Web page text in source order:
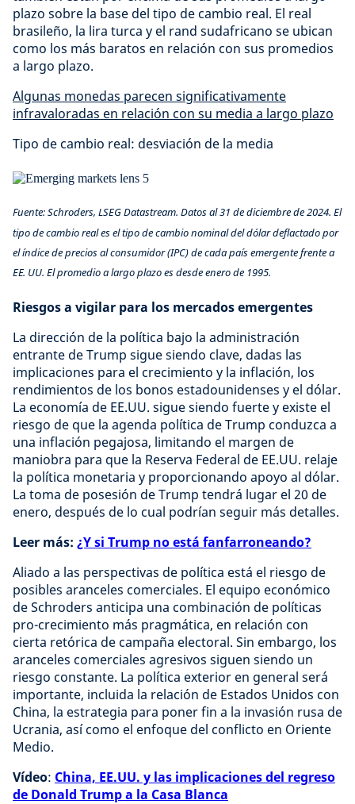
plazo sobre la base del tipo de cambio real. El real
brasileño, la lira turca y el rand sudafricano se ubican
como los más baratos en relación con sus promedios
a largo plazo.
Algunas monedas parecen significativamente
infravaloradas en relación con su media a largo plazo
Tipo de cambio real: desviación de la media
Fuente: Schroders, LSEG Datastream. Datos al 31 de diciembre de 2024. El
tipo de cambio real es el tipo de cambio nominal del dólar deflactado por
el índice de precios al consumidor (IPC) de cada país emergente frente a
EE. UU. El promedio a largo plazo es desde enero de 1995.
Riesgos a vigilar para los mercados emergentes
La dirección de la política bajo la administración
entrante de Trump sigue siendo clave, dadas las
implicaciones para el crecimiento y la inflación, los
rendimientos de los bonos estadounidenses y el dólar.
La economía de EE.UU. sigue siendo fuerte y existe el
riesgo de que la agenda política de Trump conduzca a
una inflación pegajosa, limitando el margen de
maniobra para que la Reserva Federal de EE.UU. relaje
la política monetaria y proporcionando apoyo al dólar.
La toma de posesión de Trump tendrá lugar el 20 de
enero, después de lo cual podrían seguir más detalles.
Leer más: ¿Y si Trump no está fanfarroneando?
Aliado a las perspectivas de política está el riesgo de
posibles aranceles comerciales. El equipo económico
de Schroders anticipa una combinación de políticas
pro-crecimiento más pragmática, en relación con
cierta retórica de campaña electoral. Sin embargo, los
aranceles comerciales agresivos siguen siendo un
riesgo constante. La política exterior en general será
importante, incluida la relación de Estados Unidos con
China, la estrategia para poner fin a la invasión rusa de
Ucrania, así como el enfoque del conflicto en Oriente
Medio.
Vídeo: China, EE.UU. y las implicaciones del regreso
de Donald Trump a la Casa Blanca